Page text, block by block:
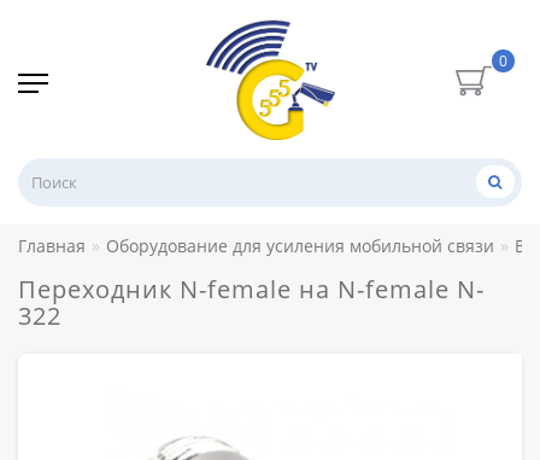
0
Главная Оборудование для усиления мобильной связи
Переходник N-female на N-female N-
322